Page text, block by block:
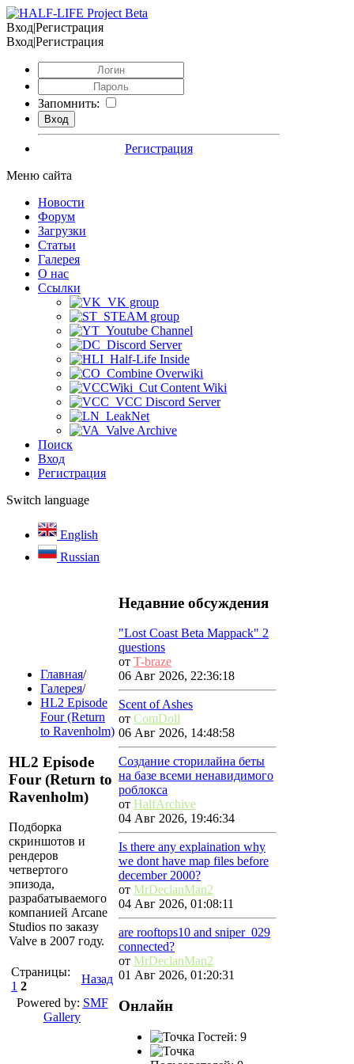
Вход|Регистрация
Вход|Регистрация
Запомнить:
Регистрация
Меню сайта
Новости
Форум
Загрузки
Статьи
Галерея
О нас
Ссылки
VK group
STEAM group
Youtube Channel
Discord Server
Half-Life Inside
Combine Overwiki
Cut Content Wiki
VCC Discord Server
LeakNet
Valve Archive
Поиск
Вход
Регистрация
Switch language
English
Russian
Главная/
Галерея/
HL2 Episode
Four (Return
to Ravenholm)
HL2 Episode
Four (Return to
Ravenholm)
Подборка
скриншотов и
рендеров
четвертого
эпизода,
разрабатываемого
компанией Arcane
Studios по заказу
Valve в 2007 году.
Страницы:
1 2
Назад
Powered by: SMF
Gallery
Недавние обсуждения
"Lost Coast Beta Mappack" 2
questions
от T-braze
06 Авг 2026, 22:36:18
Scent of Ashes
от ComDoll
06 Авг 2026, 14:48:58
Создание сторилайна беты
на базе всеми ненавидимого
роблокса
от HalfArchive
04 Авг 2026, 19:46:34
Is there any explaination why
we dont have map files before
december 2000?
от MrDeclanMan2
04 Авг 2026, 01:08:11
are rooftops10 and sniper_029
connected?
от MrDeclanMan2
01 Авг 2026, 01:20:31
Онлайн
Гостей: 9